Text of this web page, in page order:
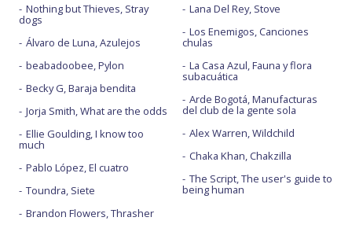
Nothing but Thieves, Stray
dogs
Álvaro de Luna, Azulejos
beabadoobee, Pylon
Becky G, Baraja bendita
Jorja Smith, What are the odds
Ellie Goulding, I know too
much
Pablo López, El cuatro
Toundra, Siete
Brandon Flowers, Thrasher
Lana Del Rey, Stove
Los Enemigos, Canciones
chulas
La Casa Azul, Fauna y flora
subacuática
Arde Bogotá, Manufacturas
del club de la gente sola
Alex Warren, Wildchild
Chaka Khan, Chakzilla
The Script, The user's guide to
being human